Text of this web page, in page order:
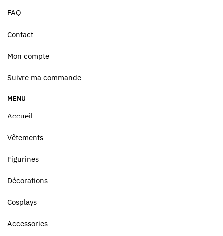
FAQ
Contact
Mon compte
Suivre ma commande
MENU
Accueil
Vêtements
Figurines
Décorations
Cosplays
Accessories